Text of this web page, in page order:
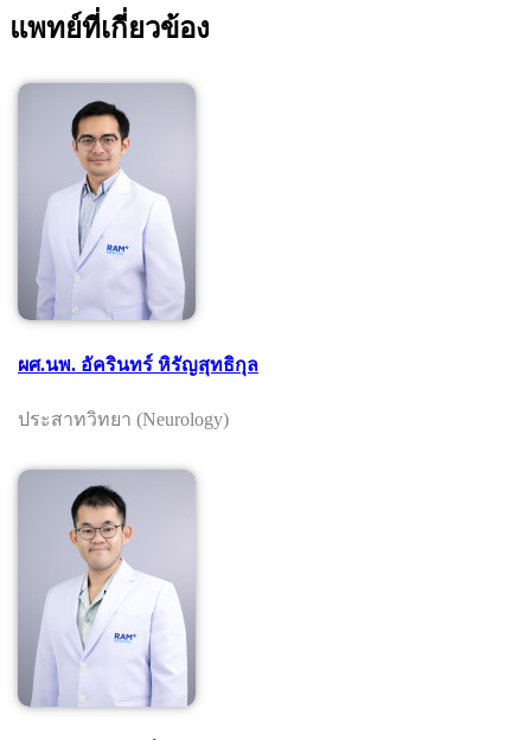
แพทย์ที่เกี่ยวข้อง
ผศ.นพ. อัครินทร์ หิรัญสุทธิกุล
ประสาทวิทยา (Neurology)